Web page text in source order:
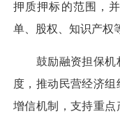
押质押标的范围，
单、股权、知识产权
鼓励融资担保机
度，推动民营经济
增信机制，支持重